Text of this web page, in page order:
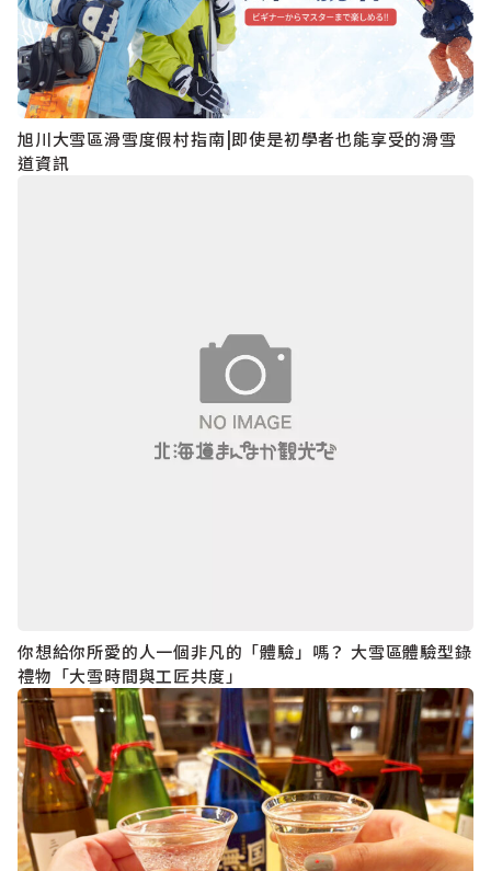
旭川大雪區滑雪度假村指南|即使是初學者也能享受的滑雪
道資訊
你想給你所愛的人一個非凡的「體驗」嗎？ 大雪區體驗型錄
禮物「大雪時間與工匠共度」